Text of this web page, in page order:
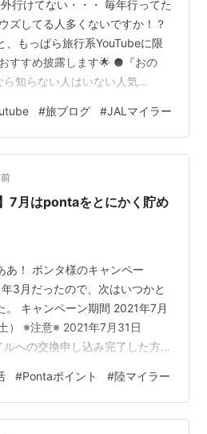
行けてない・・・ 毎年行ってた
ズしてる人多くないですか！？
、もっぱら旅行系YouTubeに限
すすめ披露します🌟 ●『おの
知らない人はいない人気
なる＞＜💓 アラモアナセンタ
のリアルなハワイが見える！ 観
くさんのホテルがリノベーショ
らぬホテルがたくさん・・・(ち
な？🤓) ▽ラスベガス2泊3日滞
#旅ブログ #JALマイラー
7月はpontaをとにかく貯め
あ！ ポンタ様のキャンペー
3月だったので、次はいつかと
。 キャンペーン期間 2021年7月
） ※注意※ 2021年7月31日
ルへの交換申し込み完了した方が
容 期間中、Pontaポイントから
込みすると、 通常の交換マイル
スマイルとして積算。 ＜例＞ 通
#Pontaポイント #陸マイラー